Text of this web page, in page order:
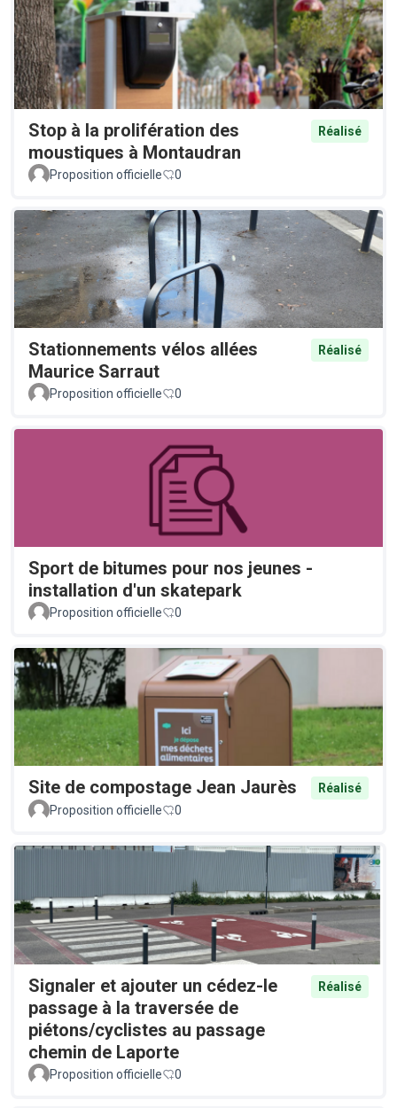
Stop à la prolifération des
moustiques à Montaudran
Réalisé
Proposition officielle 0
Stationnements vélos allées
Maurice Sarraut
Réalisé
Proposition officielle 0
Sport de bitumes pour nos jeunes -
installation d'un skatepark
Proposition officielle 0
Site de compostage Jean Jaurès
Réalisé
Proposition officielle
0
Signaler et ajouter un cédez-le
passage à la traversée de
piétons/cyclistes au passage
chemin de Laporte
Réalisé
Proposition officielle 0